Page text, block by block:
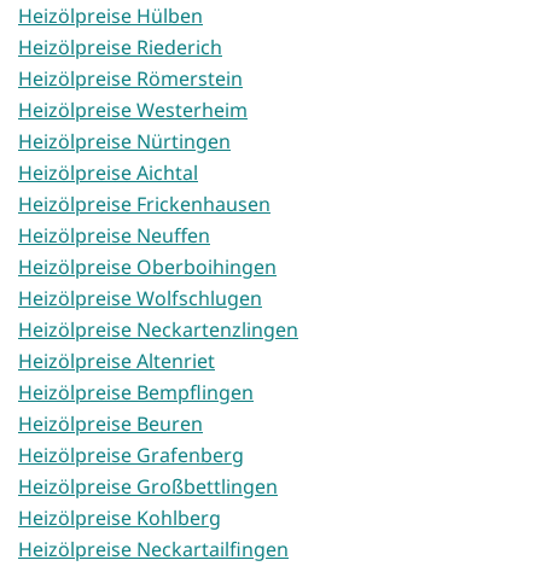
Heizölpreise Hülben
Heizölpreise Riederich
Heizölpreise Römerstein
Heizölpreise Westerheim
Heizölpreise Nürtingen
Heizölpreise Aichtal
Heizölpreise Frickenhausen
Heizölpreise Neuffen
Heizölpreise Oberboihingen
Heizölpreise Wolfschlugen
Heizölpreise Neckartenzlingen
Heizölpreise Altenriet
Heizölpreise Bempflingen
Heizölpreise Beuren
Heizölpreise Grafenberg
Heizölpreise Großbettlingen
Heizölpreise Kohlberg
Heizölpreise Neckartailfingen